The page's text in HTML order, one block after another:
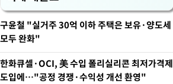
구윤철 "실거주 30억 이하 주택은 보유·양도세
모두 완화"
한화큐셀·OCI, 美 수입 폴리실리콘 최저가격제
도입에…"공정 경쟁·수익성 개선 환영"